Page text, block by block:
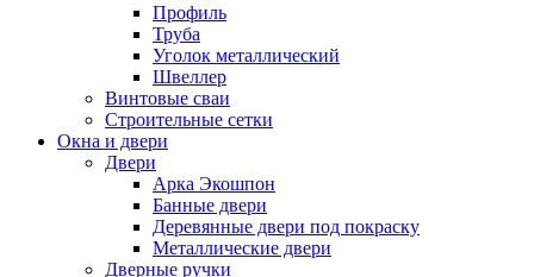
Профиль
Труба
Уголок металлический
Швеллер
Винтовые сваи
Строительные сетки
Окна и двери
Двери
Арка Экошпон
Банные двери
Деревянные двери под покраску
Металлические двери
Дверные ручки